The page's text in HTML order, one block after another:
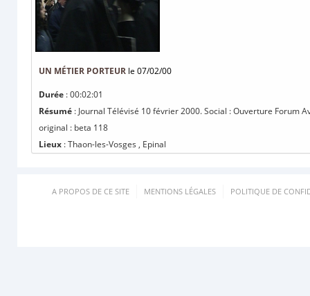
UN MÉTIER PORTEUR le 07/02/00
Durée : 00:02:01
Résumé : Journal Télévisé 10 février 2000. Social : Ouverture Forum
original : beta 118
Lieux : Thaon-les-Vosges , Epinal
A PROPOS DE CE SITE MENTIONS LÉGALES POLITIQUE DE